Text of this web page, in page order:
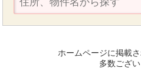
ホームページに掲載
多数ござい